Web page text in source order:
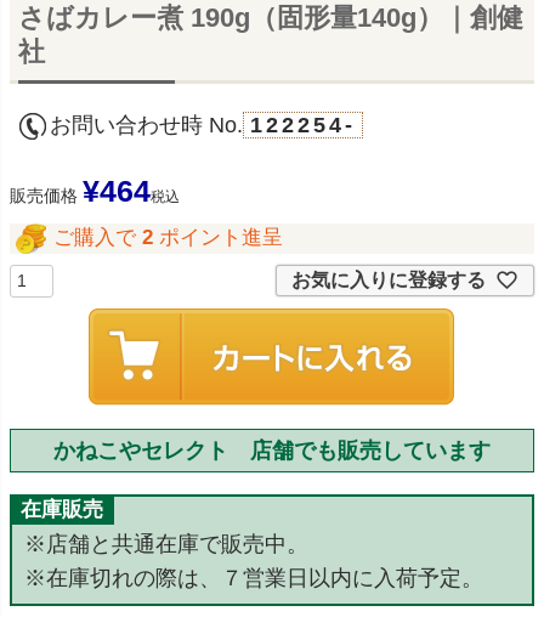
さばカレー煮 190g（固形量140g）｜創健
社
お問い合わせ時 No. 122254-
販売価格 ¥464税込
ご購入で 2 ポイント進呈
お気に入りに登録する
かねこやセレクト 店舗でも販売しています
在庫販売
※店舗と共通在庫で販売中。
※在庫切れの際は、７営業日以内に入荷予定。